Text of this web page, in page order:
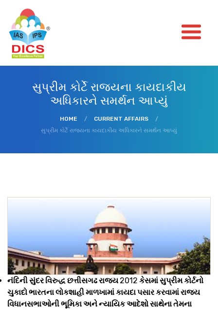
સુપ્રીમ કોર્ટે રાજ્યના કાયદાકીય
અધિકારને સમર્થન આપ્યું
HOME / CURRENT AFFAIRS
/
સુપ્રીમ કોર્ટે રાજ્યના કાયદાકીય અધિકારને સમર્થન આપ્યું
નંદિની સુંદર વિરુદ્ધ છત્તીસગઢ રાજ્ય2012 કેસમાં સુપ્રીમ કોર્ટનો
ચુકાદો ભારતના લોકશાહી માળખામાં કાયદા પસાર કરવામાં રાજ્ય
વિધાનસભાઓની ભૂમિકા અને ન્યાયિક આદેશો સાથેના તેમના